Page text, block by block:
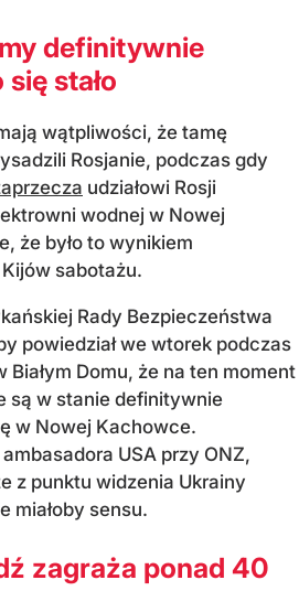
definitywnie
stało
wątpliwości, że tamę
Rosjanie, podczas gdy
udziałowi Rosji
wodnej w Nowej
że było to wynikiem
sabotażu.
Rady Bezpieczeństwa
powiedział we wtorek podczas
Domu, że na ten moment
są w stanie definitywnie
w Nowej Kachowce.
USA przy ONZ,
z punktu widzenia Ukrainy
miałoby sensu.
zagraża ponad 40